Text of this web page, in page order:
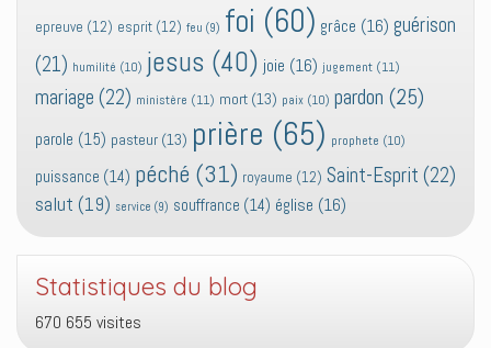
epreuve (12) esprit (12) feu (9) foi (60) grâce (16) guérison
(21) humilité (10) jesus (40) joie (16) jugement (11)
mariage (22) ministère (11) mort (13) paix (10) pardon (25)
parole (15) pasteur (13) prière (65) prophete (10)
puissance (14) péché (31) royaume (12) Saint-Esprit (22)
salut (19) service (9) souffrance (14) église (16)
Statistiques du blog
670 655 visites